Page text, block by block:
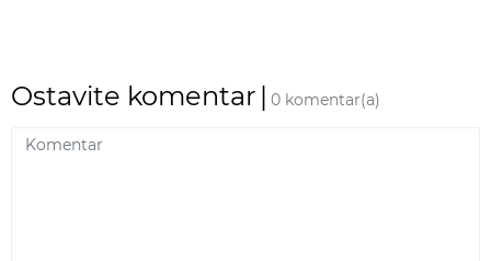
Ostavite komentar | 0 komentar(a)
Komentar